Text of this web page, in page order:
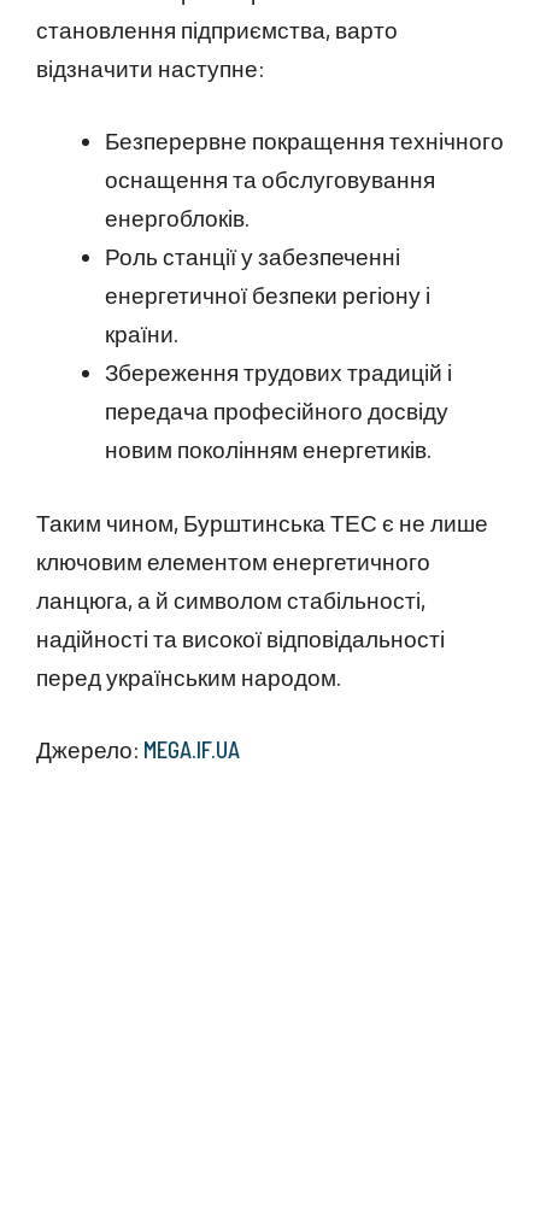
становлення підприємства, варто
відзначити наступне:
Безперервне покращення технічного
оснащення та обслуговування
енергоблоків.
Роль станції у забезпеченні
енергетичної безпеки регіону і
країни.
Збереження трудових традицій і
передача професійного досвіду
новим поколінням енергетиків.
Таким чином, Бурштинська ТЕС є не лише
ключовим елементом енергетичного
ланцюга, а й символом стабільності,
надійності та високої відповідальності
перед українським народом.
Джерело: MEGA.IF.UA